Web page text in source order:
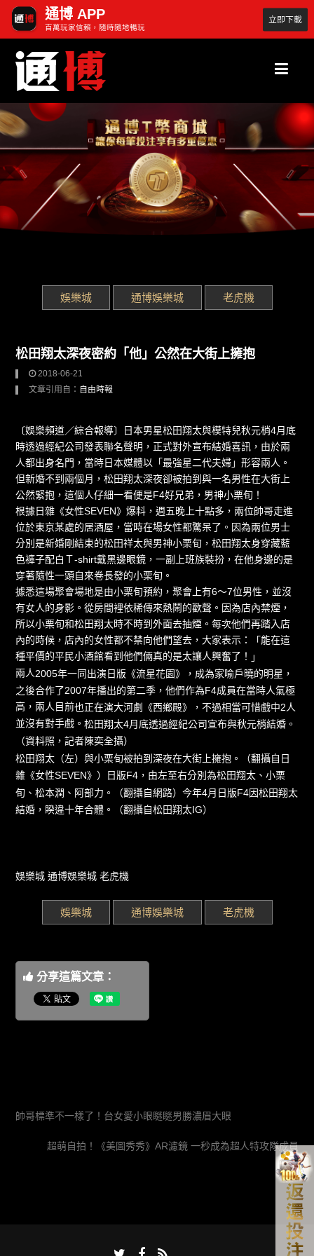
通博 APP
百萬玩家信賴，隨時隨地暢玩
立即下載
娛樂城 通博娛樂城 老虎機
松田翔太深夜密約「他」公然在大街上擁抱
2018-06-21
文章引用自： 自由時報
〔娛樂頻道／綜合報導〕日本男星松田翔太與模特兒秋元梢4月底
時透過經紀公司發表聯名聲明，正式對外宣布結婚喜訊，由於兩
人都出身名門，當時日本媒體以「最強星二代夫婦」形容兩人。
但新婚不到兩個月，松田翔太深夜卻被拍到與一名男性在大街上
公然緊抱，這個人仔細一看便是F4好兄弟，男神小栗旬！
根據日雜《女性SEVEN》爆料，週五晚上十點多，兩位帥哥走進
位於東京某處的居酒屋，當時在場女性都驚呆了。因為兩位男士
分別是新婚剛結束的松田祥太與男神小栗旬，松田翔太身穿藏藍
色褲子配白Ｔ-shirt戴黑邊眼鏡，一副上班族裝扮，在他身邊的是
穿著隨性一頭自來卷長發的小栗旬。
據悉這場聚會場地是由小栗旬預約，聚會上有6〜7位男性，並沒
有女人的身影。從房間裡依稀傳來熱鬧的歡聲。因為店內禁煙，
所以小栗旬和松田翔太時不時到外面去抽煙。每次他們再踏入店
內的時候，店內的女性都不禁向他們望去，大家表示：
「能在這
種平價的平民小酒館看到他們倆真的是太讓人興奮了！ 」
兩人2005年一同出演日版《流星花園》，成為家喻戶曉的明星，
之後合作了2007年播出的第二季，他們作為F4成員在當時人氣極
高，兩人目前也正在演大河劇《西鄉殿》，不過相當可惜戲中2人
並沒有對手戲。松田翔太4月底透過經紀公司宣布與秋元梢結婚。
（資料照，記者陳奕全攝）
松田翔太（左）與小栗旬被拍到深夜在大街上擁抱。（翻攝自日
雜《女性SEVEN》）
日版F4，由左至右分別為松田翔太、小栗
旬、松本潤、阿部力。（翻攝自網路）今年4月日版F4因松田翔太
結婚，睽違十年合體。（翻攝自松田翔太IG）
娛樂城 通博娛樂城 老虎機
娛樂城 通博娛樂城 老虎機
分享這篇文章：
帥哥標準不一樣了！台女愛小眼瞇瞇男勝濃眉大眼
超萌自拍！《美圖秀秀》AR濾鏡 一秒成為超人特攻隊成員